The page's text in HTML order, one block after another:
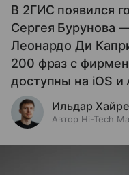
В 2ГИС появился
Сергея Бурунова
Леонардо Ди
200 фраз с
доступны на iOS и
Ильдар
Автор Hi-Tech